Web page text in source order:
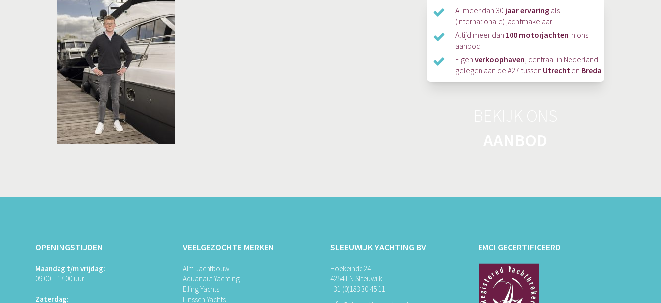
Al meer dan 30 jaar ervaringals
(internationale) jachtmakelaar
Altijd meer dan 100 motorjachten in ons
aanbod
Eigen verkoophaven, centraal in Nederland
gelegen aan de A27 tussen Utrechten Breda
OPENINGSTIJDEN
Maandag t/m vrijdag:
09.00 – 17.00 uur
Zaterdag:
VEELGEZOCHTE MERKEN
Alm Jachtbouw
Aquanaut Yachting
Elling Yachts
Linssen Yachts
SLEEUWIJK YACHTING BV
Hoekeinde 24
4254 LN Sleeuwijk
+31 (0)183 30 45 11
EMCI GECERTIFICEERD